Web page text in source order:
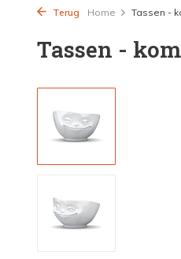
Terug Home Tassen -
Tassen -